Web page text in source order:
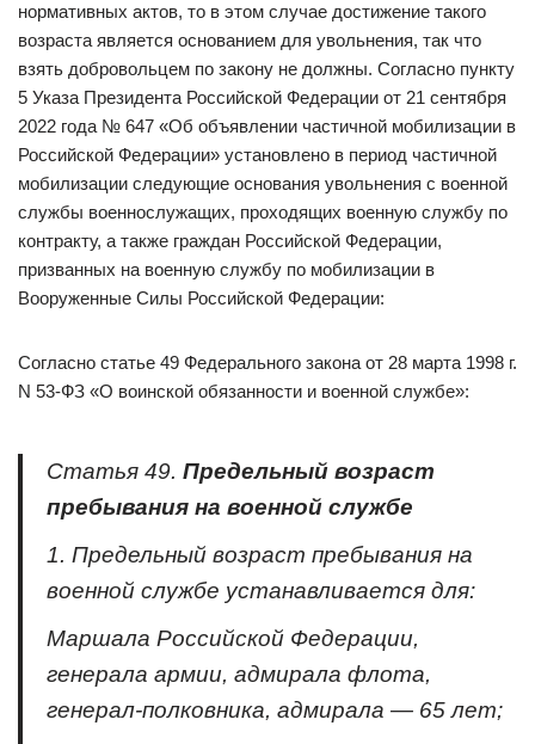
нормативных актов, то в этом случае достижение такого
возраста является основанием для увольнения, так что
взять добровольцем по закону не должны. Согласно пункту
5 Указа Президента Российской Федерации от 21 сентября
2022 года № 647 «Об объявлении частичной мобилизации в
Российской Федерации» установлено в период частичной
мобилизации следующие основания увольнения с военной
службы военнослужащих, проходящих военную службу по
контракту, а также граждан Российской Федерации,
призванных на военную службу по мобилизации в
Вооруженные Силы Российской Федерации:
Согласно статье 49 Федерального закона от 28 марта 1998 г.
N 53-ФЗ «О воинской обязанности и военной службе»:
Статья 49. Предельный возраст
пребывания на военной службе
1. Предельный возраст пребывания на
военной службе устанавливается для:
Маршала Российской Федерации,
генерала армии, адмирала флота,
генерал-полковника, адмирала — 65 лет;